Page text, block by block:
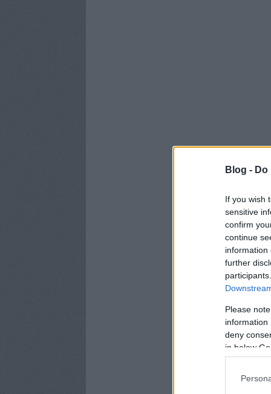
Blog -
If you wish
sensitive
confirm
continue
information
further
Please
information
deny
in below